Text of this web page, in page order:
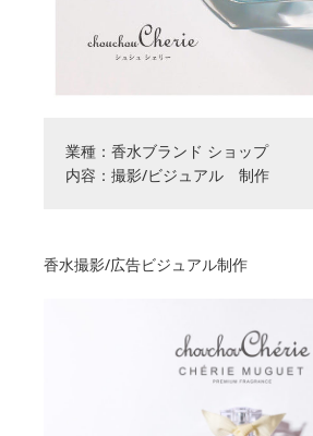
業種：香水ブランド ショップ
内容：撮影/ビジュアル 制作
香水撮影/広告ビジュアル制作